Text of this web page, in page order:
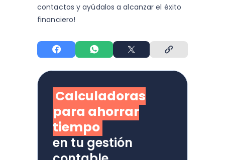
contactos y ayúdalos a alcanzar el éxito
financiero!
Calculadoras
para ahorrar
tiempo
en tu gestión